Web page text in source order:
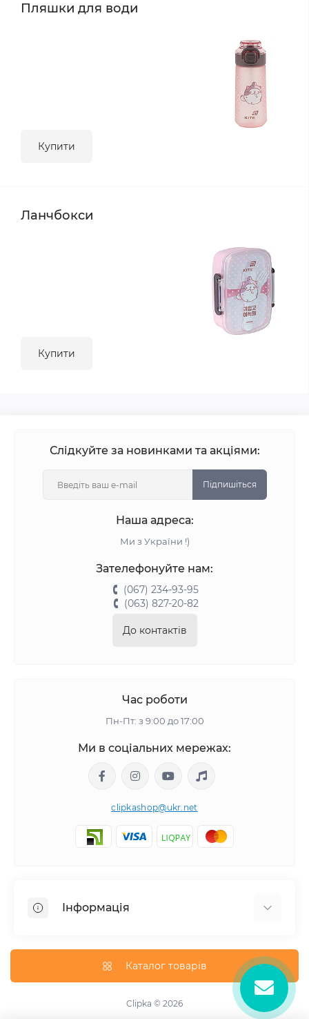
Пляшки для води
Купити
Ланчбокси
Купити
Слідкуйте за новинками та акціями:
Підпишіться
Наша адреса:
Ми з України !)
Зателефонуйте нам:
(067) 234-93-95
(063) 827-20-82
До контактів
Час роботи
Пн-Пт: з 9:00 до 17:00
Ми в соціальних мережах:
clipkashop@ukr.net
Інформація
Контакти
Каталог товарів
Clipka © 2026